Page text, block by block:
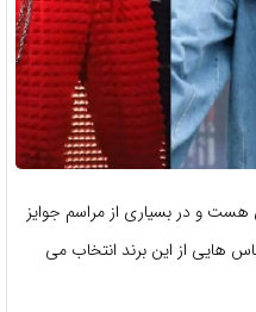
و در بسیاری از مراسم جوایز
هایی از این برند انتخاب می